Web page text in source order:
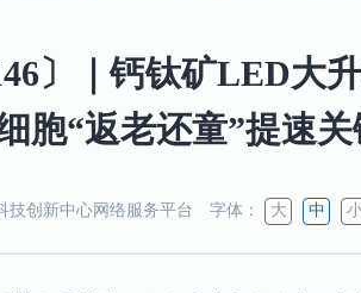
〕｜钙钛矿LED大
胞“返老还童”提速
技创新中心网络服务平台 字体： 大 中